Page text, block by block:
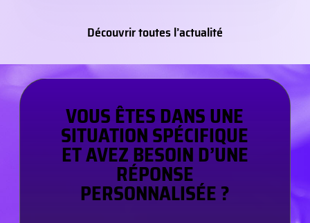
Découvrir toutes l’actualité
VOUS ÊTES DANS UNE
SITUATION SPÉCIFIQUE
ET AVEZ BESOIN D’UNE
RÉPONSE
PERSONNALISÉE ?